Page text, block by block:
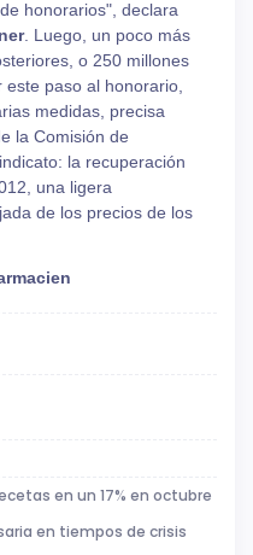
honorarios", declara
. Luego, un poco más
o 250 millones
paso al honorario,
medidas, precisa
la Comisión de
la recuperación
una ligera
de los precios de los
en un 17% en octubre
en tiempos de crisis